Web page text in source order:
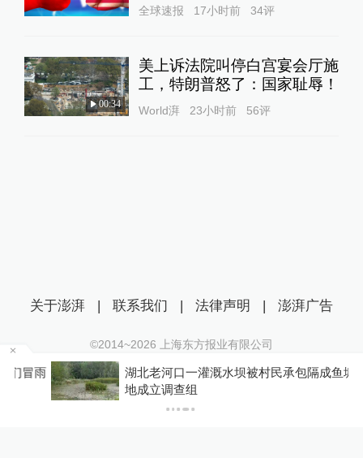
全球速报 17小时前 34评
00:34
美上诉法院叫停白宫宴会厅施
工，特朗普怒了：国家耻辱！
World湃 23小时前 56评
湖北老河口一灌溉水坝被村民承包隔成鱼塘，当
地成立调查组
关于澎湃 | 联系我们 | 法律声明 | 澎湃广告
©2014~2026 上海东方报业有限公司
沪ICP证：沪B2-20170116 | 沪ICP备14003370号
互联网新闻信息服务许可证：31120170006
沪公网安备 31010602000299号